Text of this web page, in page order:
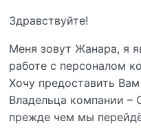
Здравствуйте!
Меня зовут Жанара, я
работе с персоналом
Хочу предоставить
Владельца компании –
прежде чем мы